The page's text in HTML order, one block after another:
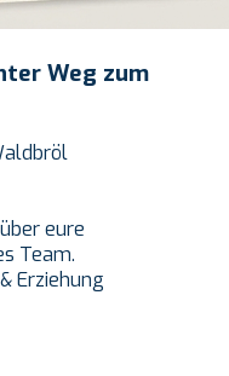
Weg zum
eure
Team.
Erziehung